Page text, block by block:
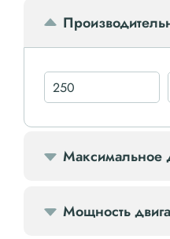
Компрессоры доп.
Максимальное
Мощность